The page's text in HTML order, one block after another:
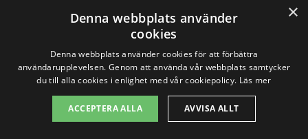
Genom att vara medveten om dessa
faktorer kan du lättare förhandla och
jämföra priser för trappstädning i Eggby.
Du kan också be om offert från flera olika
städföretag för att hitta det bästa
×
Denna webbplats använder
cookies
Denna webbplats använder cookies för att förbättra
användarupplevelsen. Genom att använda vår webbplats samtycker
du till alla cookies i enlighet med vår cookiepolicy. Läs mer
ACCEPTERA ALLA AVVISA ALLT